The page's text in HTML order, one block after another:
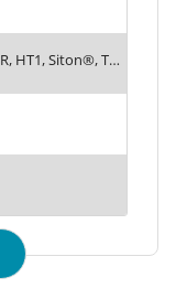
HE, HNBR, HT1, Siton®, Tempaflex, Therban®, Thermalon®